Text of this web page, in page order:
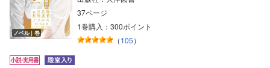
ノベル｜巻
37ページ
1巻購入：300ポイント
（105）